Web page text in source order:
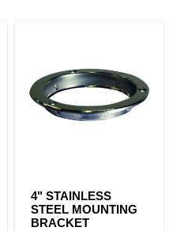
4" STAINLESS
STEEL MOUNTING
BRACKET